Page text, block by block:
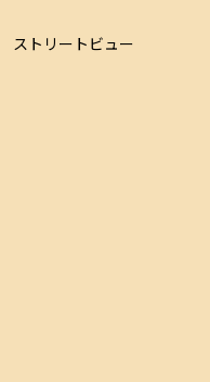
ストリートビュー